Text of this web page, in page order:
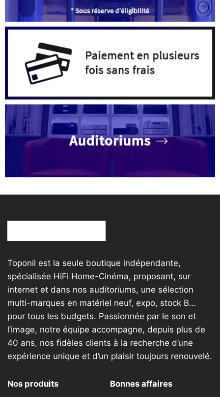
Toponil est la seule boutique indépendante,
spécialisée HiFi Home-Cinéma, proposant, sur
internet et dans nos auditoriums, une sélection
multi-marques en matériel neuf, expo, stock B…
pour tous les budgets. Passionnée par le son et
l’image, notre équipe accompagne, depuis plus de
40 ans, nos fidèles clients à la recherche d’une
expérience unique et d’un plaisir toujours renouvelé.
Nos produits
Bonnes affaires